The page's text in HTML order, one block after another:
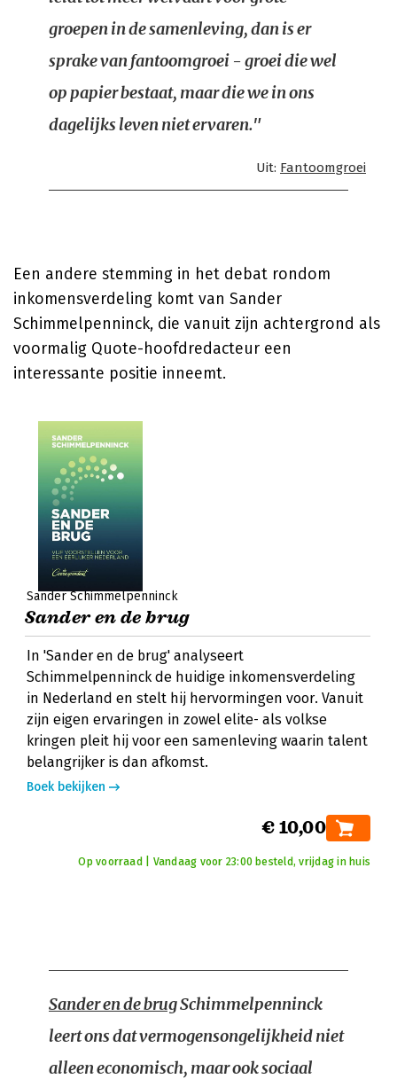
groepen in de samenleving, dan is er
sprake van fantoomgroei - groei die wel
op papier bestaat, maar die we in ons
dagelijks leven niet ervaren."
Uit: Fantoomgroei
Een andere stemming in het debat rondom
inkomensverdeling komt van Sander
Schimmelpenninck, die vanuit zijn achtergrond als
voormalig Quote-hoofdredacteur een
interessante positie inneemt.
Sander Schimmelpenninck
Sander en de brug
In 'Sander en de brug' analyseert
Schimmelpenninck de huidige inkomensverdeling
in Nederland en stelt hij hervormingen voor. Vanuit
zijn eigen ervaringen in zowel elite- als volkse
kringen pleit hij voor een samenleving waarin talent
belangrijker is dan afkomst.
Boek bekijken
€ 10,00
Op voorraad | Vandaag voor 23:00 besteld, vrijdag in huis
Sander en de brugSchimmelpenninck
leert ons dat vermogensongelijkheid niet
alleen economisch, maar ook sociaal